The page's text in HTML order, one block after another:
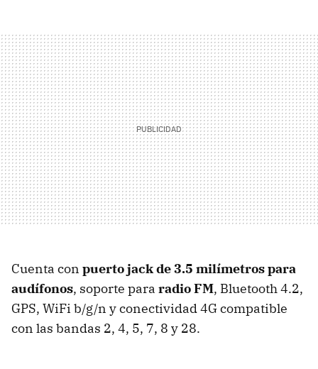
Cuenta con puerto jack de 3.5 milímetros para
audífonos, soporte para radio FM, Bluetooth 4.2,
GPS, WiFi b/g/n y conectividad 4G compatible
con las bandas 2, 4, 5, 7, 8 y 28.